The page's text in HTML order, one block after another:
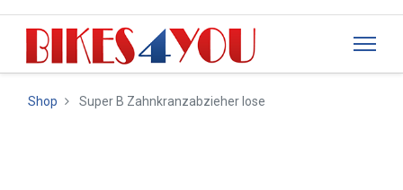
Shop Super B Zahnkranzabzieher lose